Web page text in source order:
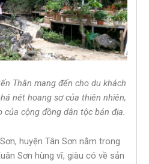
Thân mang đến cho du khách
nét hoang sơ của thiên nhiên,
cộng đồng dân tộc bản địa.
huyện Tân Sơn nằm trong
Sơn hùng vĩ, giàu có về sản